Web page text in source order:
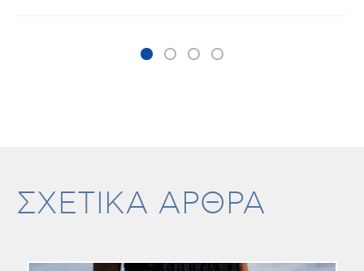
ΣΧΕΤΙΚΑ ΑΡΘΡΑ